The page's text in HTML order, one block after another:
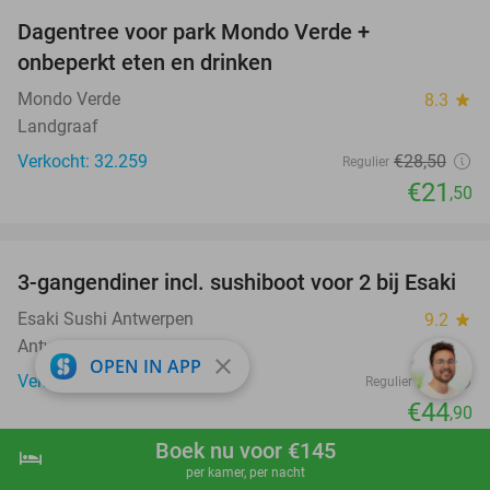
shopping_cart Boek nu
hotel Boek nu voor €145
per kamer, per nacht
Dagentree voor park Mondo Verde +
onbeperkt eten en drinken
Mondo Verde 8.3 star
Landgraaf
Verkocht: 32.259
Regulier €28,50
€21 ,50
49%
3-gangendiner incl. sushiboot voor 2 bij Esaki
Esaki Sushi Antwerpen 9.2 star
Antwerpen
Verkocht: 333
Regulier €88
€44,90
OPEN IN APP close